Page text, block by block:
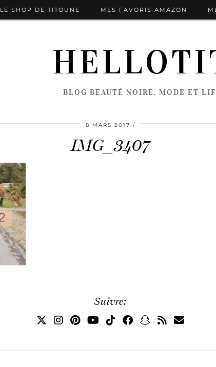
BLOG BEAUTÉ NOIRE, MODE ET
LE SHOP DE TITOUNE MES FAVORIS AMAZON
8 MARS 2017
IMG_3407
Suivre: